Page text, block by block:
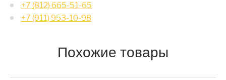
+7 (812) 665-51-65
+7 (911) 953-10-98
Похожие товары